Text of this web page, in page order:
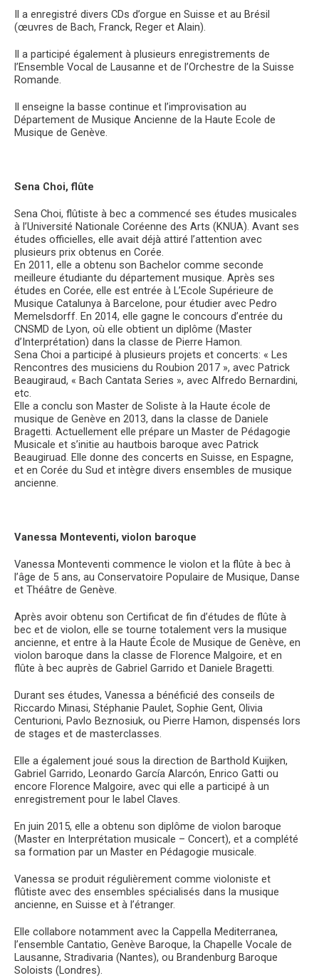
Il a enregistré divers CDs d’orgue en Suisse et au Brésil
(œuvres de Bach, Franck, Reger et Alain).
Il a participé également à plusieurs enregistrements de
l’Ensemble Vocal de Lausanne et de l’Orchestre de la Suisse
Romande.
Il enseigne la basse continue et l’improvisation au
Département de Musique Ancienne de la Haute Ecole de
Musique de Genève.
Sena Choi, flûte
Sena Choi, flûtiste à bec a commencé ses études musicales
à l’Université Nationale Coréenne des Arts (KNUA). Avant ses
études officielles, elle avait déjà attiré l’attention avec
plusieurs prix obtenus en Corée.
En 2011, elle a obtenu son Bachelor comme seconde
meilleure étudiante du département musique. Après ses
études en Corée, elle est entrée à L’Ecole Supérieure de
Musique Catalunya à Barcelone, pour étudier avec Pedro
Memelsdorff. En 2014, elle gagne le concours d’entrée du
CNSMD de Lyon, où elle obtient un diplôme (Master
d’Interprétation) dans la classe de Pierre Hamon.
Sena Choi a participé à plusieurs projets et concerts: « Les
Rencontres des musiciens du Roubion 2017 », avec Patrick
Beaugiraud, « Bach Cantata Series », avec Alfredo Bernardini,
etc.
Elle a conclu son Master de Soliste à la Haute école de
musique de Genève en 2013, dans la classe de Daniele
Bragetti. Actuellement elle prépare un Master de Pédagogie
Musicale et s’initie au hautbois baroque avec Patrick
Beaugiruad. Elle donne des concerts en Suisse, en Espagne,
et en Corée du Sud et intègre divers ensembles de musique
ancienne.
Vanessa Monteventi, violon baroque
Vanessa Monteventi commence le violon et la flûte à bec à
l’âge de 5 ans, au Conservatoire Populaire de Musique, Danse
et Théâtre de Genève.
Après avoir obtenu son Certificat de fin d’études de flûte à
bec et de violon, elle se tourne totalement vers la musique
ancienne, et entre à la Haute École de Musique de Genève, en
violon baroque dans la classe de Florence Malgoire, et en
flûte à bec auprès de Gabriel Garrido et Daniele Bragetti.
Durant ses études, Vanessa a bénéficié des conseils de
Riccardo Minasi, Stéphanie Paulet, Sophie Gent, Olivia
Centurioni, Pavlo Beznosiuk, ou Pierre Hamon, dispensés lors
de stages et de masterclasses.
Elle a également joué sous la direction de Barthold Kuijken,
Gabriel Garrido, Leonardo García Alarcón, Enrico Gatti ou
encore Florence Malgoire, avec qui elle a participé à un
enregistrement pour le label Claves.
En juin 2015, elle a obtenu son diplôme de violon baroque
(Master en Interprétation musicale – Concert), et a complété
sa formation par un Master en Pédagogie musicale.
Vanessa se produit régulièrement comme violoniste et
flûtiste avec des ensembles spécialisés dans la musique
ancienne, en Suisse et à l’étranger.
Elle collabore notamment avec la Cappella Mediterranea,
l’ensemble Cantatio, Genève Baroque, la Chapelle Vocale de
Lausanne, Stradivaria (Nantes), ou Brandenburg Baroque
Soloists (Londres).